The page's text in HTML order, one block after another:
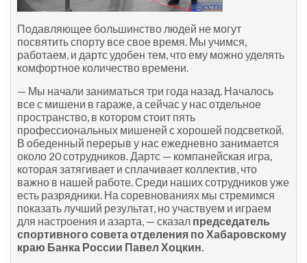
Подавляющее большинство людей не могут
посвятить спорту все свое время. Мы учимся,
работаем, и дартс удобен тем, что ему можно уделять
комфортное количество времени.
— Мы начали заниматься три года назад. Началось
все с мишени в гараже, а сейчас у нас отдельное
пространство, в котором стоит пять
профессиональных мишеней с хорошей подсветкой.
В обеденный перерыв у нас ежедневно занимается
около 20 сотрудников. Дартс — компанейская игра,
которая затягивает и сплачивает коллектив, что
важно в нашей работе. Среди наших сотрудников уже
есть разрядники. На соревнованиях мы стремимся
показать лучший результат, но участвуем и играем
для настроения и азарта, — сказал председатель
спортивного совета отделения по Хабаровскому
краю Банка России Павел Хоцкин.